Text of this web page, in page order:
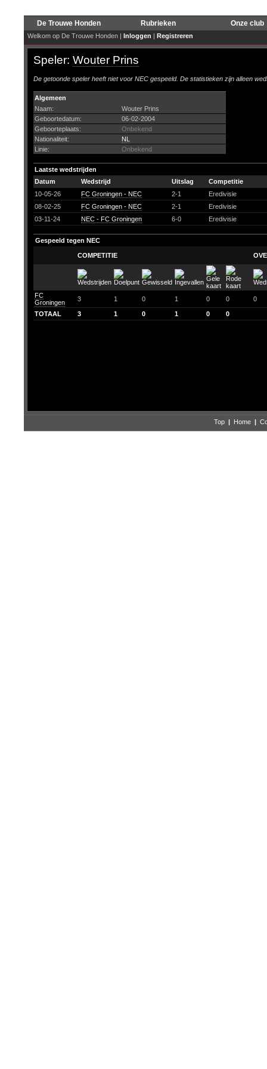
De Trouwe Honden Rubrieken Onze club
Welkom op De Trouwe Honden | Inloggen | Registreren
Speler: Wouter Prins
De getoonde speler heeft niet voor NEC gespeeld. De statistieken zijn alleen
Algemeen
Naam:
Wouter Prins
Geboortedatum:
06-02-2004
Geboorteplaats:
Onbekend
Nationaliteit:
NL
Linie:
Onbekend
Laatste wedstrijden
Datum
Wedstrijd Uitslag
Competitie
10-05-26
FC Groningen - NEC 2-1
Eredivisie
08-02-25
FC Groningen - NEC 2-1
Eredivisie
03-11-24
NEC - FC Groningen 6-0 Eredivisie
Gespeeld tegen NEC
COMPETITIE
FC
Groningen
3 1 0 1 0 0 0
TOTAAL 3 1 0 1 0 0
Top | Home |